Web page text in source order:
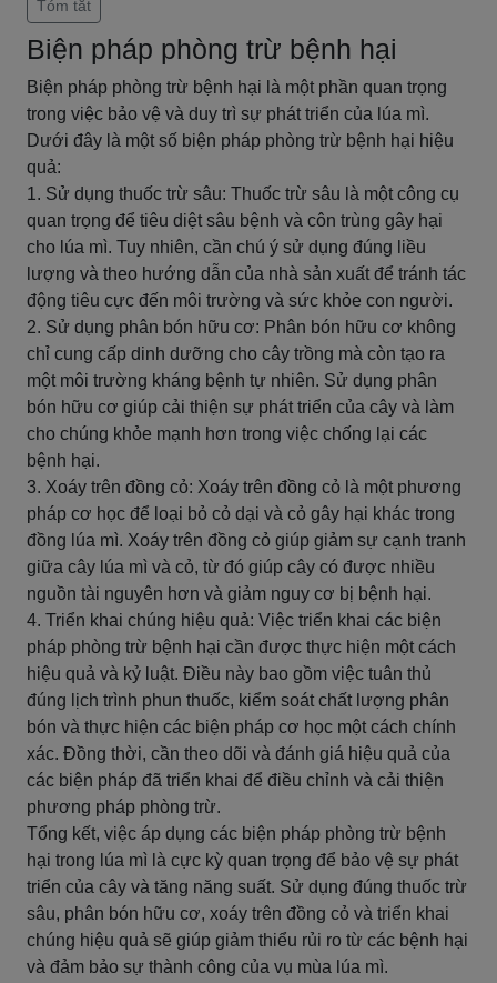
Tóm tắt
Biện pháp phòng trừ bệnh hại
Biện pháp phòng trừ bệnh hại là một phần quan trọng
trong việc bảo vệ và duy trì sự phát triển của lúa mì.
Dưới đây là một số biện pháp phòng trừ bệnh hại hiệu
quả:
1. Sử dụng thuốc trừ sâu: Thuốc trừ sâu là một công cụ
quan trọng để tiêu diệt sâu bệnh và côn trùng gây hại
cho lúa mì. Tuy nhiên, cần chú ý sử dụng đúng liều
lượng và theo hướng dẫn của nhà sản xuất để tránh tác
động tiêu cực đến môi trường và sức khỏe con người.
2. Sử dụng phân bón hữu cơ: Phân bón hữu cơ không
chỉ cung cấp dinh dưỡng cho cây trồng mà còn tạo ra
một môi trường kháng bệnh tự nhiên. Sử dụng phân
bón hữu cơ giúp cải thiện sự phát triển của cây và làm
cho chúng khỏe mạnh hơn trong việc chống lại các
bệnh hại.
3. Xoáy trên đồng cỏ: Xoáy trên đồng cỏ là một phương
pháp cơ học để loại bỏ cỏ dại và cỏ gây hại khác trong
đồng lúa mì. Xoáy trên đồng cỏ giúp giảm sự cạnh tranh
giữa cây lúa mì và cỏ, từ đó giúp cây có được nhiều
nguồn tài nguyên hơn và giảm nguy cơ bị bệnh hại.
4. Triển khai chúng hiệu quả: Việc triển khai các biện
pháp phòng trừ bệnh hại cần được thực hiện một cách
hiệu quả và kỷ luật. Điều này bao gồm việc tuân thủ
đúng lịch trình phun thuốc, kiểm soát chất lượng phân
bón và thực hiện các biện pháp cơ học một cách chính
xác. Đồng thời, cần theo dõi và đánh giá hiệu quả của
các biện pháp đã triển khai để điều chỉnh và cải thiện
phương pháp phòng trừ.
Tổng kết, việc áp dụng các biện pháp phòng trừ bệnh
hại trong lúa mì là cực kỳ quan trọng để bảo vệ sự phát
triển của cây và tăng năng suất. Sử dụng đúng thuốc trừ
sâu, phân bón hữu cơ, xoáy trên đồng cỏ và triển khai
chúng hiệu quả sẽ giúp giảm thiểu rủi ro từ các bệnh hại
và đảm bảo sự thành công của vụ mùa lúa mì.